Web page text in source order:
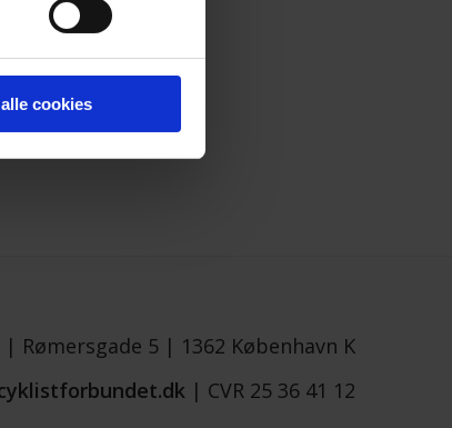
cookies
| Rømersgade 5 | 1362 København K
| CVR 25 36 41 12